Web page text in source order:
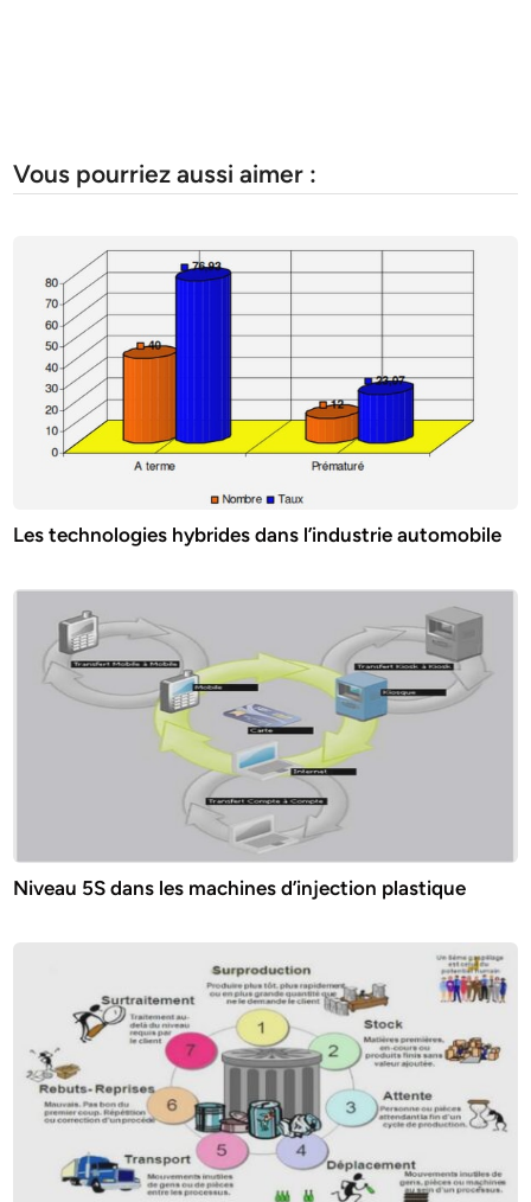
Vous pourriez aussi aimer :
Les technologies hybrides dans l’industrie automobile
Niveau 5S dans les machines d’injection plastique